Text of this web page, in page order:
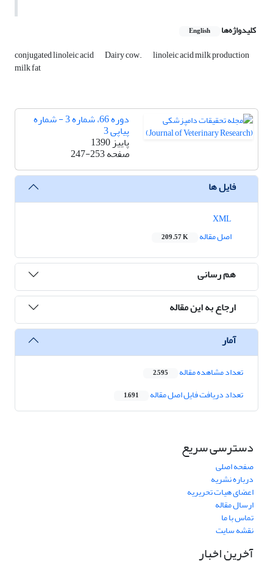
کلیدواژه‌ها English
conjugated linoleic acid Dairy cow. linoleic acid milk production
milk fat
دوره 66، شماره 3 - شماره
پیاپی 3
پاییز 1390
صفحه247-253
فایل ها
اصل مقاله
209.57 K
هم رسانی
ارجاع به این مقاله
آمار
تعداد مشاهده مقاله 2,595
تعداد دریافت فایل اصل مقاله 1,691
دسترسی سریع
صفحه اصلی
درباره نشریه
اعضای هیات تحریریه
ارسال مقاله
تماس با ما
نقشه سایت
آخرین اخبار